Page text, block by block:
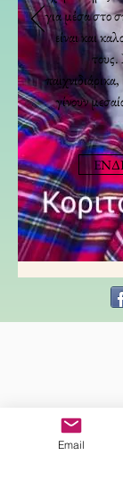
για μέσα στο
είναι και
τους.
γίνουν
Email